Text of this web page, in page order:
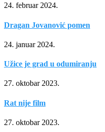
24. februar 2024.
Dragan Jovanović pomen
24. januar 2024.
Užice je grad u odumiranju
27. oktobar 2023.
Rat nije film
27. oktobar 2023.